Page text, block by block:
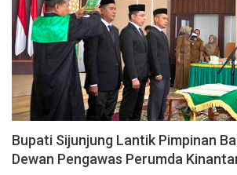
Bupati Sijunjung Lantik Pimpinan
Dewan Pengawas Perumda